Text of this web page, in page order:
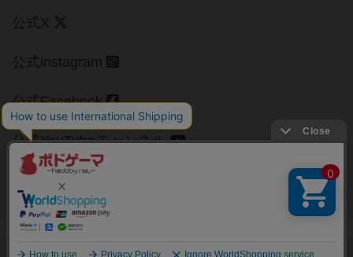
公式X
公式instagram
公式Facebook
公式YouTubeチャンネル